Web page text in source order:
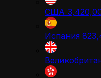
США
Испания